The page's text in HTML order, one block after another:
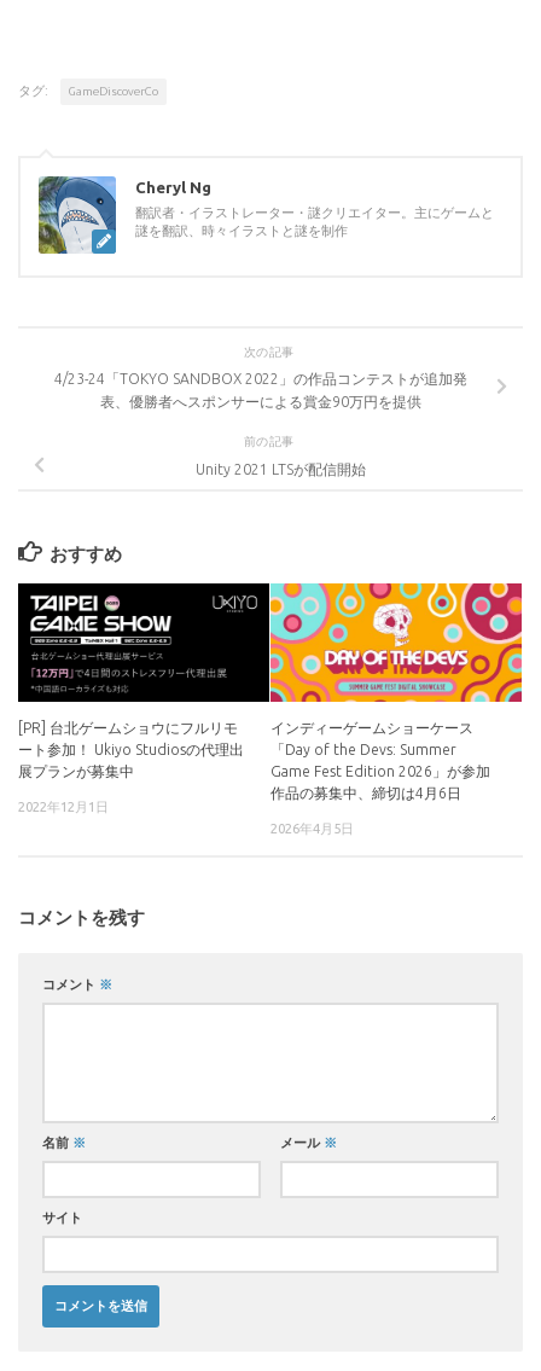
タグ: GameDiscoverCo
Cheryl Ng
翻訳者・イラストレーター・謎クリエイター。主にゲームと
謎を翻訳、時々イラストと謎を制作
次の記事
4/23-24「TOKYO SANDBOX 2022」の作品コンテストが追加発
表、優勝者へスポンサーによる賞金90万円を提供
前の記事
Unity 2021 LTSが配信開始
おすすめ
[PR] 台北ゲームショウにフルリモ
ート参加！ Ukiyo Studiosの代理出
展プランが募集中
2022年12月1日
インディーゲームショーケース
「Day of the Devs: Summer
Game Fest Edition 2026」が参加
作品の募集中、締切は4月6日
2026年4月5日
コメントを残す
コメント ※
名前 ※ メール ※
サイト